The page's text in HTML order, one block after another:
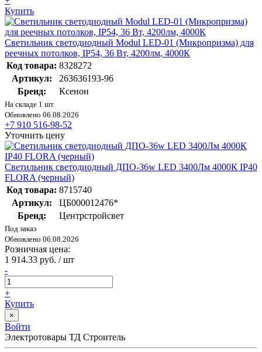
Купить
Светильник cветодиодный Modul LED-01 (Микропризма) для
реечных потолков, IP54, 36 Вт, 4200лм, 4000К
Код товара: 8328272
Артикул:
263636193-96
Бренд:
Ксенон
На складе 1 шт
Обновлено 06.08.2026
+7 910 516-98-52
Уточнить цену
Светильник светодиодный ДПО-36w LED 3400Лм 4000К IP40
FLORA (черный)
Код товара: 8715740
Артикул:
ЦБ000012476*
Бренд:
Центрстройсвет
Под заказ
Обновлено 06.08.2026
Розничная цена:
1 914.33 руб. / шт
-
+
Купить
×
Войти
Электротовары ТД Строитель